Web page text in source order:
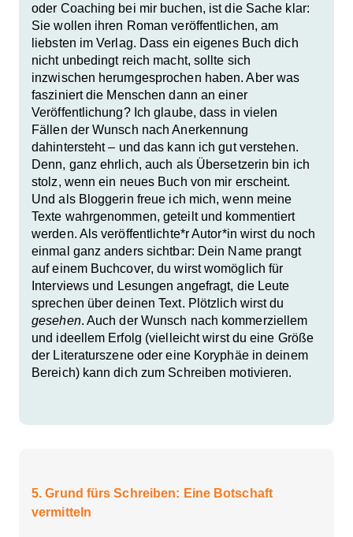
oder Coaching bei mir buchen, ist die Sache klar:
Sie wollen ihren Roman veröffentlichen, am
liebsten im Verlag. Dass ein eigenes Buch dich
nicht unbedingt reich macht, sollte sich
inzwischen herumgesprochen haben. Aber was
fasziniert die Menschen dann an einer
Veröffentlichung? Ich glaube, dass in vielen
Fällen der Wunsch nach Anerkennung
dahintersteht – und das kann ich gut verstehen.
Denn, ganz ehrlich, auch als Übersetzerin bin ich
stolz, wenn ein neues Buch von mir erscheint.
Und als Bloggerin freue ich mich, wenn meine
Texte wahrgenommen, geteilt und kommentiert
werden. Als veröffentlichte*r Autor*in wirst du noch
einmal ganz anders sichtbar: Dein Name prangt
auf einem Buchcover, du wirst womöglich für
Interviews und Lesungen angefragt, die Leute
sprechen über deinen Text. Plötzlich wirst du
gesehen. Auch der Wunsch nach kommerziellem
und ideellem Erfolg (vielleicht wirst du eine Größe
der Literaturszene oder eine Koryphäe in deinem
Bereich) kann dich zum Schreiben motivieren.
5. Grund fürs Schreiben: Eine Botschaft
vermitteln